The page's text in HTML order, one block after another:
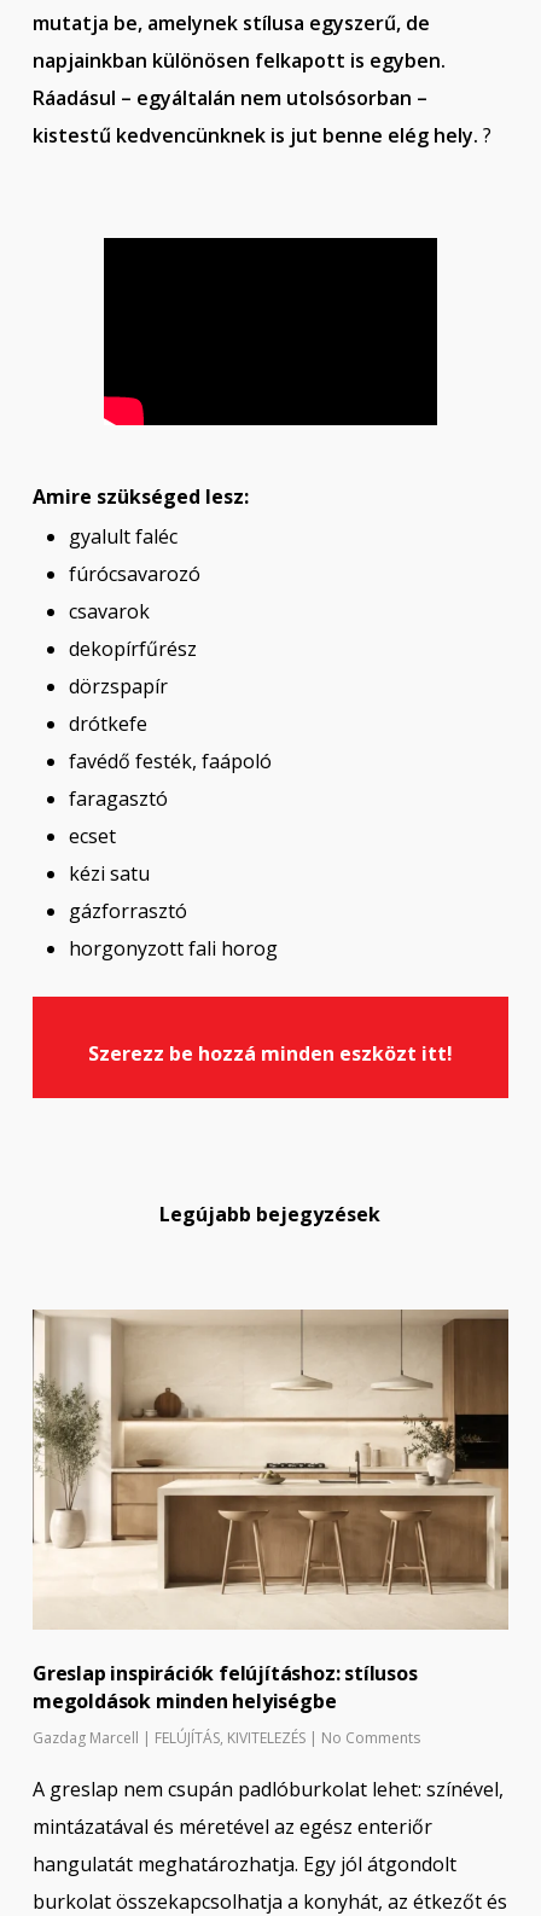
mutatja be, amelynek stílusa egyszerű, de
napjainkban különösen felkapott is egyben.
Ráadásul – egyáltalán nem utolsósorban –
kistestű kedvencünknek is jut benne elég hely. ?
Amire szükséged lesz:
gyalult faléc
fúrócsavarozó
csavarok
dekopírfűrész
dörzspapír
drótkefe
favédő festék, faápoló
faragasztó
ecset
kézi satu
gázforrasztó
horgonyzott fali horog
Szerezz be hozzá minden eszközt itt!
Legújabb bejegyzések
Greslap inspirációk felújításhoz: stílusos
megoldások minden helyiségbe
Gazdag Marcell | FELÚJÍTÁS, KIVITELEZÉS | No Comments
A greslap nem csupán padlóburkolat lehet: színével,
mintázatával és méretével az egész enteriőr
hangulatát meghatározhatja. Egy jól átgondolt
burkolat összekapcsolhatja a konyhát, az étkezőt és